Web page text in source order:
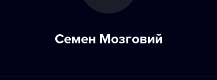
Семен Мозговий